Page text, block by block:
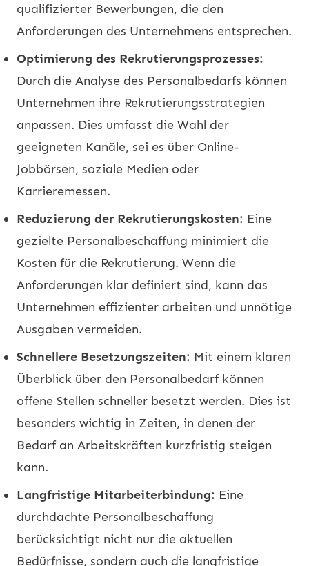
qualifizierter Bewerbungen, die den
Anforderungen des Unternehmens entsprechen.
Optimierung des Rekrutierungsprozesses:
Durch die Analyse des Personalbedarfs können
Unternehmen ihre Rekrutierungsstrategien
anpassen. Dies umfasst die Wahl der
geeigneten Kanäle, sei es über Online-
Jobbörsen, soziale Medien oder
Karrieremessen.
Reduzierung der Rekrutierungskosten: Eine
gezielte Personalbeschaffung minimiert die
Kosten für die Rekrutierung. Wenn die
Anforderungen klar definiert sind, kann das
Unternehmen effizienter arbeiten und unnötige
Ausgaben vermeiden.
Schnellere Besetzungszeiten: Mit einem klaren
Überblick über den Personalbedarf können
offene Stellen schneller besetzt werden. Dies ist
besonders wichtig in Zeiten, in denen der
Bedarf an Arbeitskräften kurzfristig steigen
kann.
Langfristige Mitarbeiterbindung: Eine
durchdachte Personalbeschaffung
berücksichtigt nicht nur die aktuellen
Bedürfnisse, sondern auch die langfristige